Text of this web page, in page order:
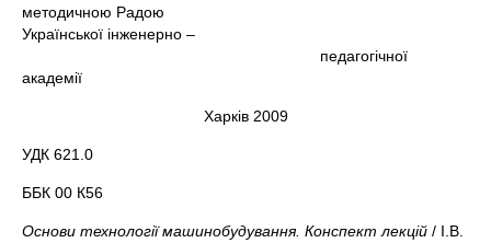
методичною Радою
Української інженерно –
педагогічної
академії
Харків 2009
УДК 621.0
ББК 00 К56
Основи технології машинобудування. Конспект лекцій / І.В.